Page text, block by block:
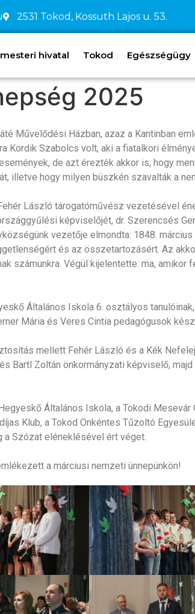
2531 Tokod, Kossuth Lajos u. 53.
hivatal Tokod Egészségügy
2025
Művelődési Házban, azaz a Kantinban
Kordik Szabolcs volt, aki a fiatalkori
de azt érezték akkor is, hogy
illetve hogy milyen büszkén szavalták a
László tárogatóművész vezetésével
képviselőjét, dr. Szerencsés
vezetője elmondta: 1848.
és az összetartozásért. Az
számunkra. Végül kijelentette: ma,
Általános Iskola 6. osztályos
Mária és Veres Cintia pedagógusok
mellett Fehér László és a Kék
Bartl Zoltán önkormányzati képviselő,
Általános Iskola, a Tokodi Mesevár
Klub, a Tokod Önkéntes Tűzoltó
Szózat eléneklésével ért véget.
a márciusi nemzeti ünnepünkön!